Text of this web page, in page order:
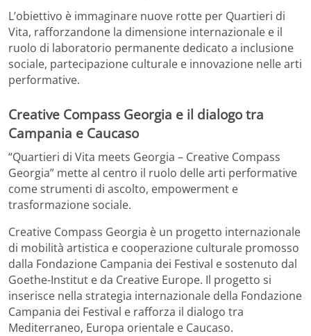
L’obiettivo è immaginare nuove rotte per Quartieri di
Vita, rafforzandone la dimensione internazionale e il
ruolo di laboratorio permanente dedicato a inclusione
sociale, partecipazione culturale e innovazione nelle arti
performative.
Creative Compass Georgia e il dialogo tra
Campania e Caucaso
“Quartieri di Vita meets Georgia – Creative Compass
Georgia” mette al centro il ruolo delle arti performative
come strumenti di ascolto, empowerment e
trasformazione sociale.
Creative Compass Georgia è un progetto internazionale
di mobilità artistica e cooperazione culturale promosso
dalla Fondazione Campania dei Festival e sostenuto dal
Goethe-Institut e da Creative Europe. Il progetto si
inserisce nella strategia internazionale della Fondazione
Campania dei Festival e rafforza il dialogo tra
Mediterraneo, Europa orientale e Caucaso.